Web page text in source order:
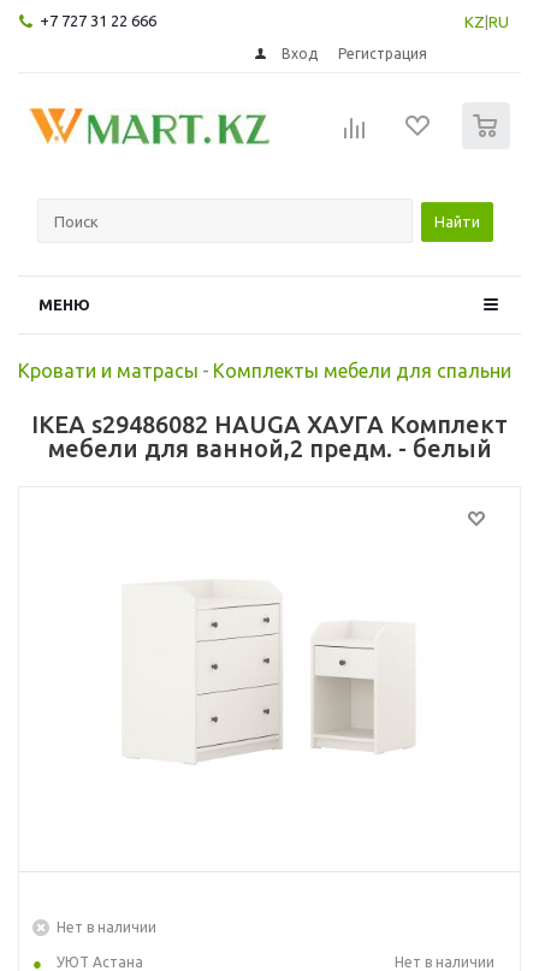
+7 727 31 22 666 KZ RU
Вход Регистрация
Найти
МЕНЮ
Кровати и матрасы - Комплекты мебели для спальни
IKEA s29486082 HAUGA ХАУГА Комплект
мебели для ванной,2 предм. - белый
Нет в наличии
УЮТ Астана
Нет в наличии